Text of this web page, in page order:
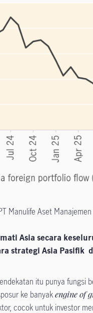
Manulife Aset
Asia secara
strategi Asia Pasifik
itu punya fungsi
ke banyakengine of
cocok untuk investor